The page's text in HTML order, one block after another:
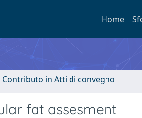
Home
Contributo in Atti di convegno
fat assesment